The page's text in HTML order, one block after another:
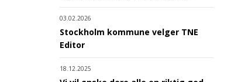
03.02.2026
Stockholm kommune velger TNE
Editor
18.12.2025